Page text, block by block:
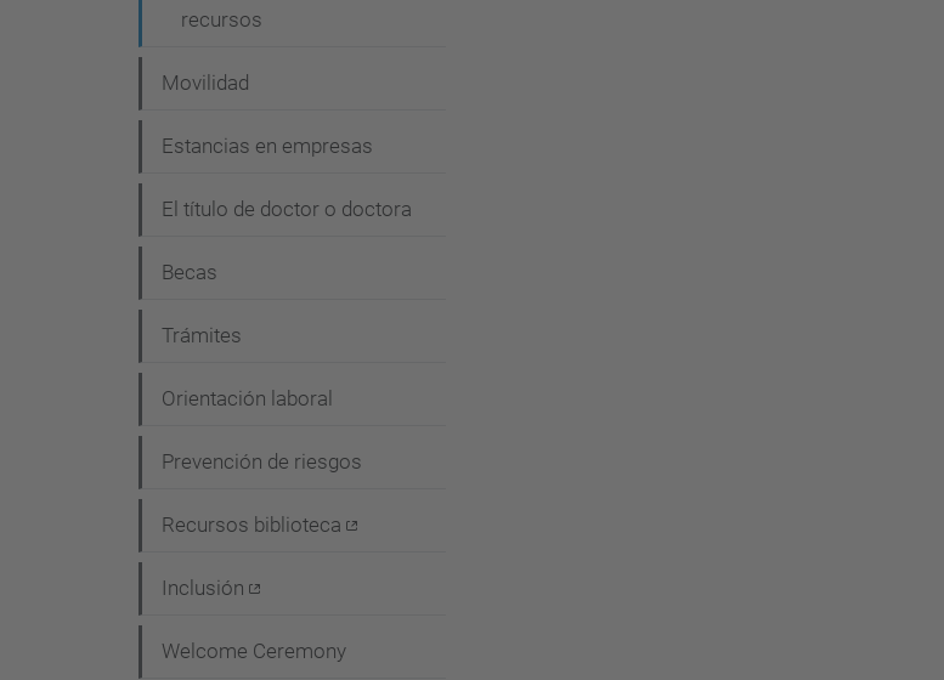
recursos
Movilidad
Estancias en empresas
El título de doctor o doctora
Becas
Trámites
Orientación laboral
Prevención de riesgos
Recursos biblioteca
Inclusión
Welcome Ceremony